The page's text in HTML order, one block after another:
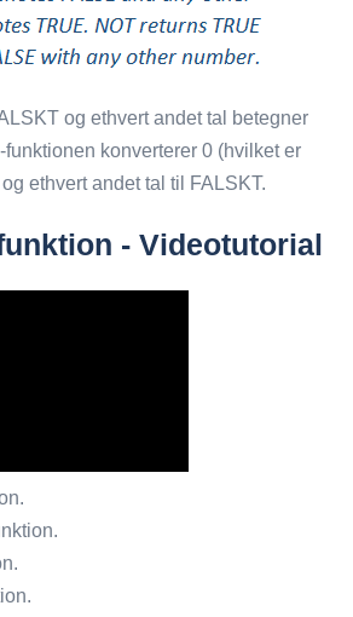
og ethvert andet tal betegner
konverterer 0 (hvilket er
ethvert andet tal til FALSKT.
- Videotutorial